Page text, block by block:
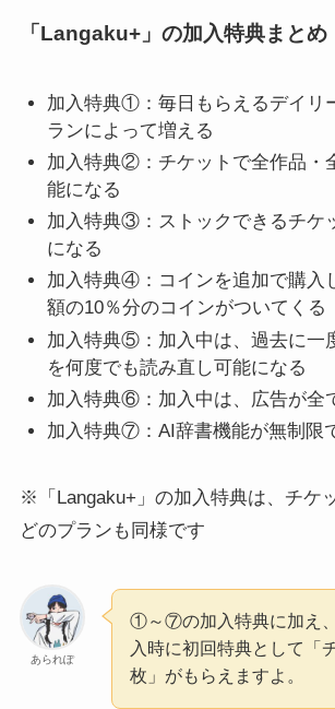
「Langaku+」の加入特典まとめ
加入特典①：毎日もらえるデイリ
ランによって増える
加入特典②：チケットで全作品・
能になる
加入特典③：ストックできるチケ
になる
加入特典④：コインを追加で購入
額の10％分のコインがついてくる
加入特典⑤：加入中は、過去に一
を何度でも読み直し可能になる
加入特典⑥：加入中は、広告が全
加入特典⑦：AI辞書機能が無制限
※「Langaku+」の加入特典は、チケ
どのプランも同様です
あられぽ
①～⑦の加入特典に加え
入時に初回特典として「
枚」がもらえますよ。